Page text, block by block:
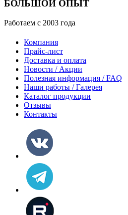
БОЛЬШОЙ ОПЫТ
Работаем с 2003 года
Компания
Прайс-лист
Доставка и оплата
Новости / Акции
Полезная информация / FAQ
Наши работы / Галерея
Каталог продукции
Отзывы
Контакты